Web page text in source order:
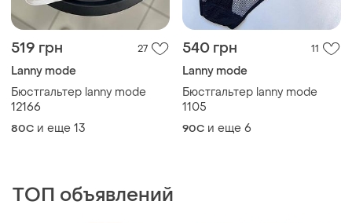
3350 грн
3750 грн -11%
Боді ttswtrs
S и еще 1
12500 грн
Купальник marc andre
TOP